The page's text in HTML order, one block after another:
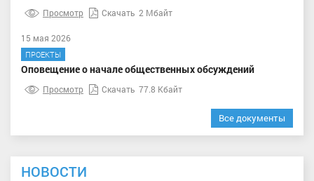
Просмотр Скачать 2 Мбайт
15 мая 2026
ПРОЕКТЫ
Оповещение о начале общественных обсуждений
Просмотр Скачать 77.8 Кбайт
Все документы
НОВОСТИ